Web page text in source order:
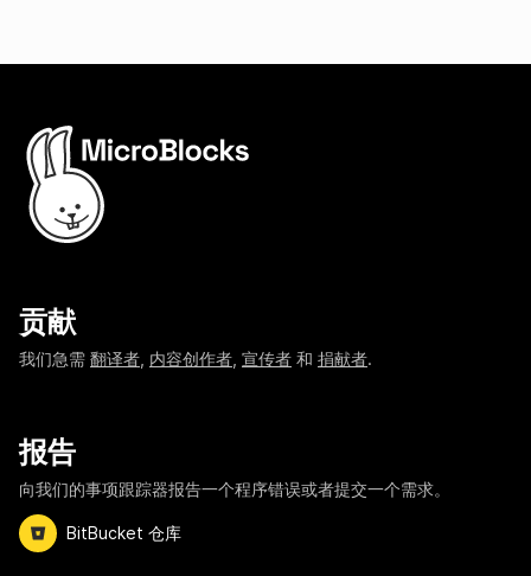
贡献
我们急需 翻译者 内容创作者 宣传者 和 捐献者.
报告
向我们的事项跟踪器报告一个程序错误或者提交一个需求。
BitBucket 仓库